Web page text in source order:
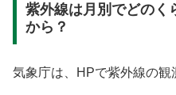
紫外線は月別でどのく
から？
気象庁は、HPで紫外線の観